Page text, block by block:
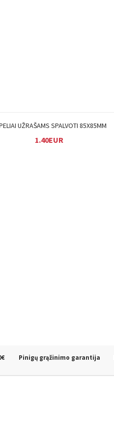
UŽRAŠAMS SPALVOTI 85X85MM
1.40EUR
Pinigų grąžinimo garantija